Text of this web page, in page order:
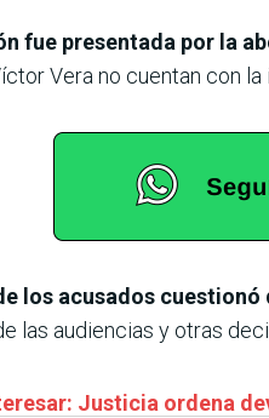
fue presentada por la
Vera no cuentan con
los acusados
las audiencias y otras
Justicia ordena